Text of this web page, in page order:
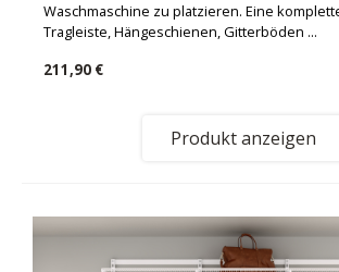
Waschmaschine zu platzieren. Eine
Tragleiste, Hängeschienen, Gitterböden ...
211,90 €
Produkt anzeigen